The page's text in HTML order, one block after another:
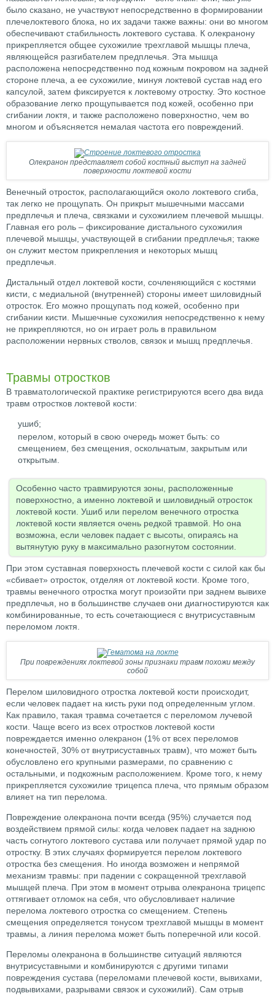
было сказано, не участвуют непосредственно в формировании
плечелоктевого блока, но их задачи также важны: они во многом
обеспечивают стабильность локтевого сустава. К олекранону
прикрепляется общее сухожилие трехглавой мышцы плеча,
являющейся разгибателем предплечья. Эта мышца
расположена непосредственно под кожным покровом на задней
стороне плеча, а ее сухожилие, минуя локтевой сустав над его
капсулой, затем фиксируется к локтевому отростку. Это костное
образование легко прощупывается под кожей, особенно при
сгибании локтя, и также расположено поверхностно, чем во
многом и объясняется немалая частота его повреждений.
Олекранон представляет собой костный выступ на задней
поверхности локтевой кости
Венечный отросток, располагающийся около локтевого сгиба,
так легко не прощупать. Он прикрыт мышечными массами
предплечья и плеча, связками и сухожилием плечевой мышцы.
Главная его роль – фиксирование дистального сухожилия
плечевой мышцы, участвующей в сгибании предплечья; также
он служит местом прикрепления и некоторых мышц
предплечья.
Дистальный отдел локтевой кости, сочленяющийся с костями
кисти, с медиальной (внутренней) стороны имеет шиловидный
отросток. Его можно прощупать под кожей, особенно при
сгибании кисти. Мышечные сухожилия непосредственно к нему
не прикрепляются, но он играет роль в правильном
расположении нервных стволов, связок и мышц предплечья.
Травмы отростков
В травматологической практике регистрируются всего два вида
травм отростков локтевой кости:
ушиб;
перелом, который в свою очередь может быть: со
смещением, без смещения, оскольчатым, закрытым или
открытым.
Особенно часто травмируются зоны, расположенные
поверхностно, а именно локтевой и шиловидный отросток
локтевой кости. Ушиб или перелом венечного отростка
локтевой кости является очень редкой травмой. Но она
возможна, если человек падает с высоты, опираясь на
вытянутую руку в максимально разогнутом состоянии.
При этом суставная поверхность плечевой кости с силой как бы
«сбивает» отросток, отделяя от локтевой кости. Кроме того,
травмы венечного отростка могут произойти при заднем вывихе
предплечья, но в большинстве случаев они диагностируются как
комбинированные, то есть сочетающиеся с внутрисуставным
переломом локтя.
При повреждениях локтевой зоны признаки травм похожи между
собой
Перелом шиловидного отростка локтевой кости происходит,
если человек падает на кисть руки под определенным углом.
Как правило, такая травма сочетается с переломом лучевой
кости. Чаще всего из всех отростков локтевой кости
повреждается именно олекранон (1% от всех переломов
конечностей, 30% от внутрисуставных травм), что может быть
обусловлено его крупными размерами, по сравнению с
остальными, и подкожным расположением. Кроме того, к нему
прикрепляется сухожилие трицепса плеча, что прямым образом
влияет на тип перелома.
Повреждение олекранона почти всегда (95%) случается под
воздействием прямой силы: когда человек падает на заднюю
часть согнутого локтевого сустава или получает прямой удар по
отростку. В этих случаях формируется перелом локтевого
отростка без смещения. Но иногда возможен и непрямой
механизм травмы: при падении с сокращенной трехглавой
мышцей плеча. При этом в момент отрыва олекранона трицепс
оттягивает отломок на себя, что обусловливает наличие
перелома локтевого отростка со смещением. Степень
смещения определяется тонусом трехглавой мышцы в момент
травмы, а линия перелома может быть поперечной или косой.
Переломы олекранона в большинстве ситуаций являются
внутрисуставными и комбинируются с другими типами
повреждения сустава (переломами плечевой кости, вывихами,
подвывихами, разрывами связок и сухожилий). Сам отрыв